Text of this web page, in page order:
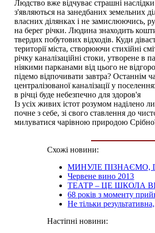
Людство вже відчуває страшні
з'являються на занедбаних земельних
власних ділянках і не замислюючись,
на берег річки. Людина знаходить
твердих побутових відходів. Куди
території міста, створюючи стихійні
річку каналізаційні стоки, утворене
ніякими парканами від цього не
підемо відпочивати завтра? Останнім
централізованої каналізації у
в річці буде небезпечно для здоров'я
Із усіх живих істот розумом
почне з себе, зі свого ставлення до
милуватися чарівною природою
Схожі новини:
МИНУЛЕ ПІЗНАЄМО,
Червене вино 2013
ТЕАТР – ЦЕ ШКОЛА
68 років з моменту
Не тільки
Настіпні новини: